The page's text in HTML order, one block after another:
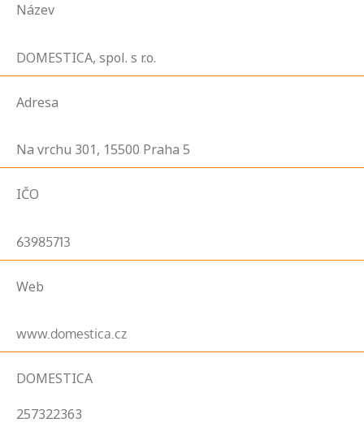
Název
DOMESTICA, spol. s r.o.
Adresa
Na vrchu 301, 15500 Praha 5
IČO
63985713
Web
www.domestica.cz
DOMESTICA
257322363